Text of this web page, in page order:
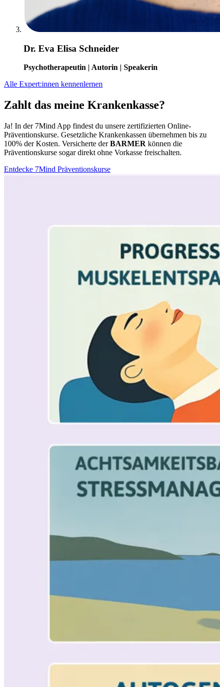
Dr. Eva Elisa Schneider
Psychotherapeutin | Autorin | Speakerin
Alle Expert:innen kennenlernen
Zahlt das meine Krankenkasse?
Ja! In der 7Mind App findest du unsere zertifizierten Online-
Präventionskurse. Gesetzliche Krankenkassen übernehmen bis zu
100% der Kosten. Versicherte derBARMER können die
Präventionskurse sogar direkt ohne Vorkasse freischalten.
Entdecke 7Mind Präventionskurse